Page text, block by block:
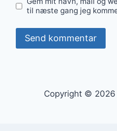
til næste gang jeg
Copyright ©